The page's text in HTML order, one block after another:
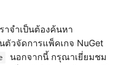
าจำเป็นต้องค้นหา
ตัวจัดการแพ็คเกจ NuGet
นอกจากนี้ กรุณาเยี่ยมชม